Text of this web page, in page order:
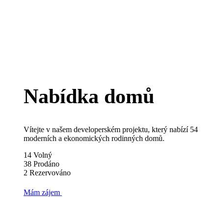
Nabídka domů
Vítejte v našem developerském projektu, který nabízí 54
moderních a ekonomických rodinných domů.
14 Volný
38 Prodáno
2 Rezervováno
Mám zájem